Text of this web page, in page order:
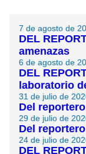
7 de agosto de
DEL
amenazas
6 de agosto de
DEL
laboratorio
31 de julio de
Del
29 de julio de
Del
24 de julio de
DEL